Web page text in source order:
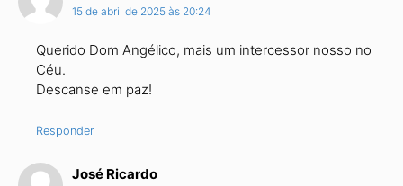
15 de abril de 2025 às 20:24
Querido Dom Angélico, mais um intercessor nosso no
Céu.
Descanse em paz!
Responder
José Ricardo